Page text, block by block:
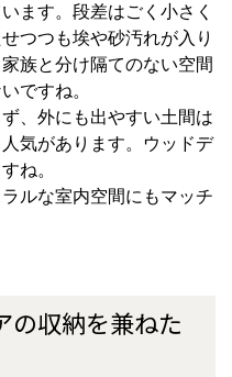
ます。段差はごく小さく
つつも埃や砂汚れが入り
族と分け隔てのない空間
ですね。
、外にも出やすい土間は
気があります。ウッドデ
ね。
ルな室内空間にもマッチ
収納を兼ねた